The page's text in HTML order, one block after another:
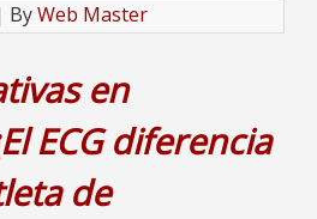
ByWeb Master
en
ECG diferencia
de